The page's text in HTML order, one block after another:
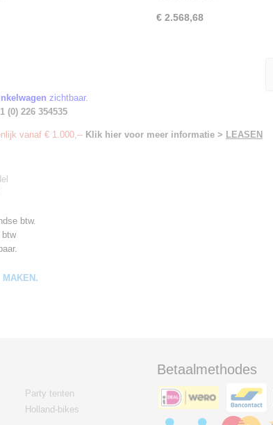
€ 2.568,68
zichtbaar.
(0) 226 354535
vanaf € 1.000,-- Klik hier voor meer informatie > LEASEN
btw.
btw
MAKEN.
Party tenten
Holland-bikes
Betaalmethodes